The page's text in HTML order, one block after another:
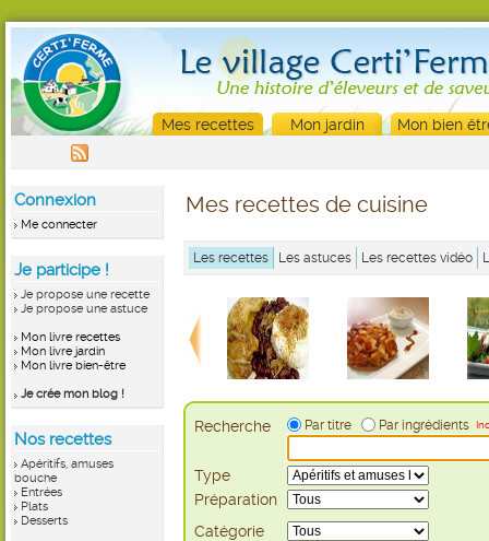
Mes recettes Mon jardin Mon bien
Connexion
Me connecter
Je participe !
Je propose une recette
Je propose une astuce
Mon livre recettes
Mon livre jardin
Mon livre bien-être
Je crée mon blog !
Nos recettes
Apéritifs, amuses
bouche
Entrées
Plats
Desserts
Mes recettes de cuisine
Les recettes Les astuces Les recettes vidéo
Recherche Par titre Par ingrédients
Type
Préparation
Catégorie